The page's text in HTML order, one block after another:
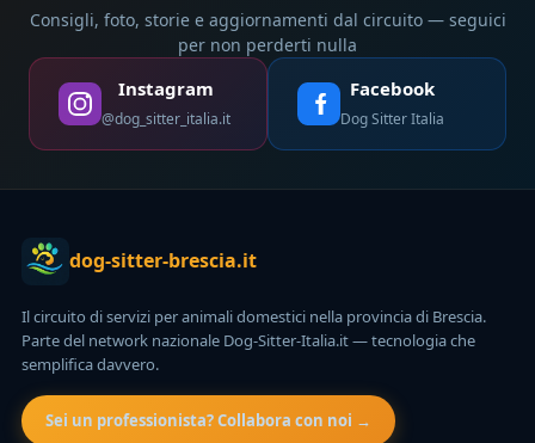
Consigli, foto, storie e aggiornamenti dal circuito — seguici
per non perderti nulla
Instagram
@dog_sitter_italia.it
Facebook
Dog Sitter Italia
dog-sitter-brescia.it
Il circuito di servizi per animali domestici nella provincia di Brescia.
Parte del network nazionale Dog-Sitter-Italia.it — tecnologia che
semplifica davvero.
Sei un professionista? Collabora con noi →